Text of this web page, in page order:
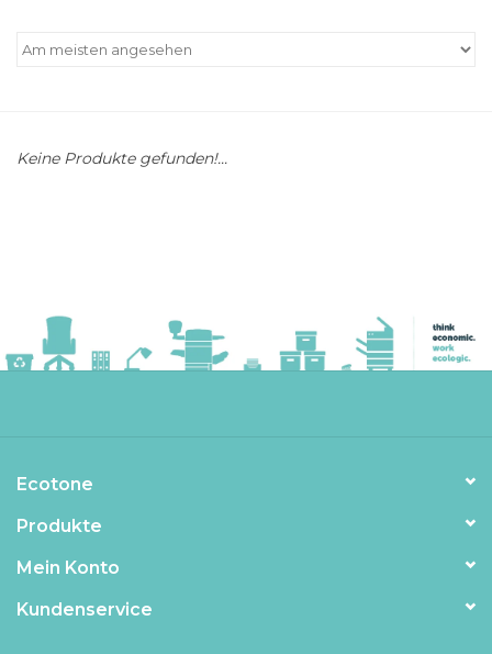
Keine Produkte gefunden!...
Ecotone
Produkte
Mein Konto
Kundenservice